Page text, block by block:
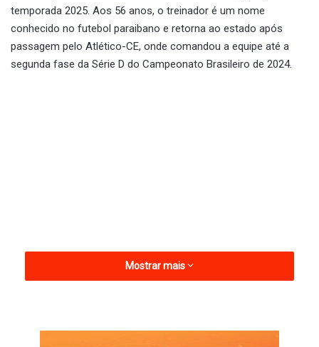
temporada 2025. Aos 56 anos, o treinador é um nome
conhecido no futebol paraibano e retorna ao estado após
passagem pelo Atlético-CE, onde comandou a equipe até a
segunda fase da Série D do Campeonato Brasileiro de 2024.
Mostrar mais